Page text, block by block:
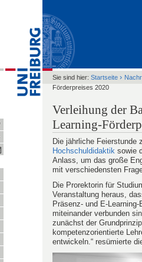
Sie sind hier: Startseite ›
Förderpreises 2020
Verleihung der
Learning-
Die jährliche Feierstunde
Hochschuldidaktik sowie
Anlass, um das große
mit verschiedensten
Die Prorektorin für
Veranstaltung heraus,
Präsenz- und E-
miteinander verbunden
zunächst der
kompetenzorientierte
entwickeln.“ resümierte